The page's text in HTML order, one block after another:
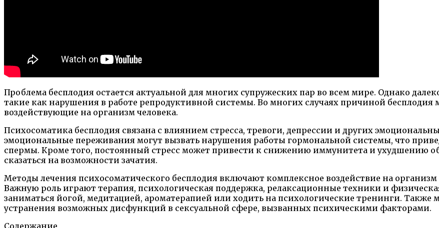
Проблема бесплодия остается актуальной для многих супружеских пар во всем мире. Однако
такие как нарушения в работе репродуктивной системы. Во многих случаях причиной бесплодия
воздействующие на организм человека.
Психосоматика бесплодия связана с влиянием стресса, тревоги, депрессии и других
эмоциональные переживания могут вызвать нарушения работы гормональной системы, что
спермы. Кроме того, постоянный стресс может привести к снижению иммунитета и ухудшению
сказаться на возможности зачатия.
Методы лечения психосоматического бесплодия включают комплексное воздействие на
Важную роль играют терапия, психологическая поддержка, релаксационные техники и
заниматься йогой, медитацией, ароматерапией или ходить на психологические тренинги. Также
устранения возможных дисфункций в сексуальной сфере, вызванных психическими факторами.
Содержание